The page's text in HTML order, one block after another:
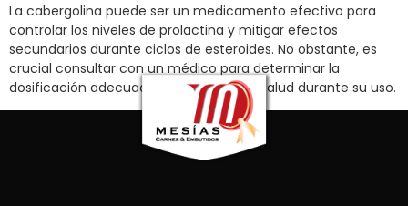
La cabergolina puede ser un medicamento efectivo para
controlar los niveles de prolactina y mitigar efectos
secundarios durante ciclos de esteroides. No obstante, es
crucial consultar con un médico para determinar la
dosificación adecuada y monitorear la salud durante su uso.